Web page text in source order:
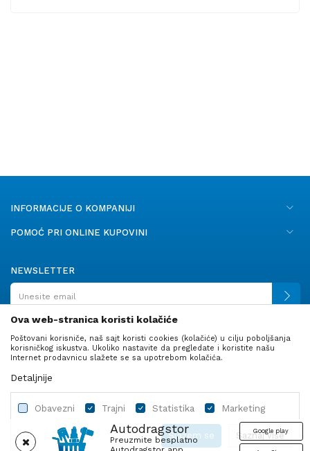
Autodragstor
Preuzmite besplatno
Google play
INFORMACIJE O KOMPANIJI
POMOĆ PRI ONLINE KUPOVINI
NEWSLETTER
PRATITE NAS
Ova web-stranica koristi kolačiće
Poštovani korisniče, naš sajt koristi cookies (kolačiće) u cilju poboljšanja
korisničkog iskustva. Ukoliko nastavite da pregledate i koristite našu
Internet prodavnicu slažete se sa upotrebom kolačića.
Detaljnije
Obavezni Trajni Statistika Marketing
Saznaj više
Slažem se